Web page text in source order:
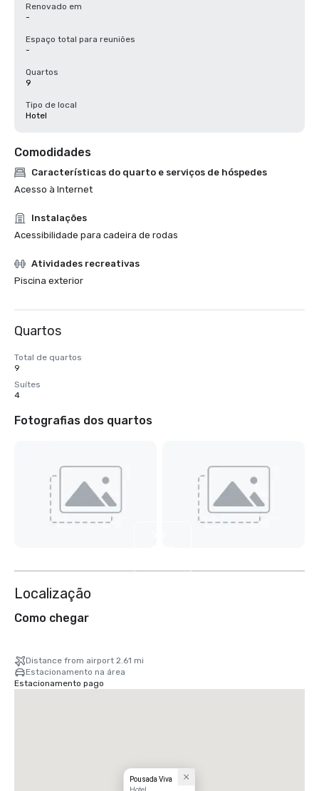
Renovado em
-
Espaço total para reuniões
-
Quartos
9
Tipo de local
Hotel
Comodidades
Características do quarto e serviços de hóspedes
Acesso à Internet
Instalações
Acessibilidade para cadeira de rodas
Atividades recreativas
Piscina exterior
Quartos
Total de quartos
9
Suítes
4
Fotografias dos quartos
Localização
Como chegar
Distance from airport 2.61 mi
Estacionamento na área
Estacionamento pago
Pousada Viva